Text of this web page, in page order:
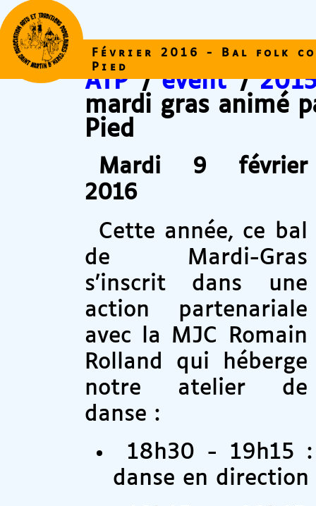
ATP /event /
mardi gras animé
Pied
Février 2016 - Bal folk
Pied
Mardi 9 février
2016
Cette année, ce bal
de Mardi-Gras
s’inscrit dans une
action partenariale
avec la MJC Romain
Rolland qui héberge
notre atelier de
danse :
18h30 - 19h15
danse en